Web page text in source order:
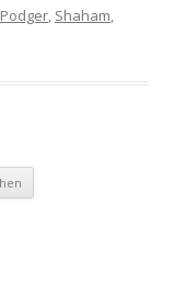
Podger, Shaham,